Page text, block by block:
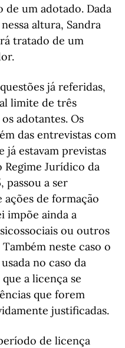
de um adotado. Dada
altura, Sandra
tratado de um
já referidas,
limite de três
adotantes. Os
das entrevistas com
já estavam previstas
Jurídico da
passou a ser
de formação
impõe ainda a
ou outros
neste caso o
no caso da
a licença se
que forem
justificadas.
de licença